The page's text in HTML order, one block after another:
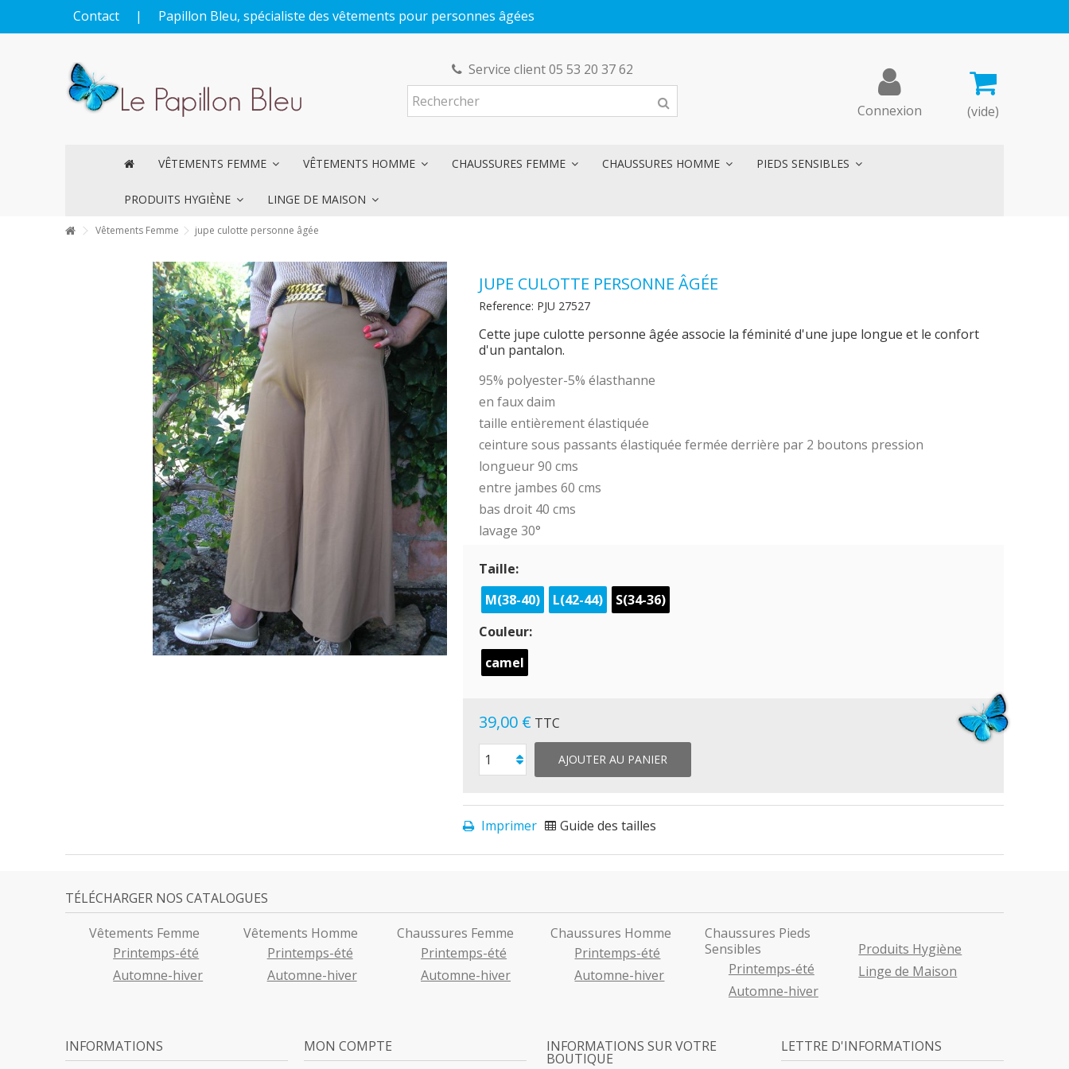
Contact | Papillon Bleu, spécialiste des vêtements pour personnes âgées
Service client 05 53 20 37 62
(vide)
Connexion
VÊTEMENTS FEMME VÊTEMENTS HOMME CHAUSSURES FEMME CHAUSSURES HOMME PIEDS SENSIBLES
PRODUITS HYGIÈNE LINGE DE MAISON
Vêtements Femme jupe culotte personne âgée
JUPE CULOTTE PERSONNE ÂGÉE
Reference: PJU 27527
Cette jupe culotte personne âgée associe la féminité d'une jupe longue et le confort
d'un pantalon.
95% polyester-5% élasthanne
en faux daim
taille entièrement élastiquée
ceinture sous passants élastiquée fermée derrière par 2 boutons pression
longueur 90 cms
entre jambes 60 cms
bas droit 40 cms
lavage 30°
Taille:
M(38-40)
L(42-44)
S(34-36)
Couleur:
camel
39,00 € TTC
AJOUTER AU PANIER
Imprimer Guide des tailles
TÉLÉCHARGER NOS CATALOGUES
Vêtements Femme
Printemps-été
Automne-hiver
Vêtements Homme
Printemps-été
Automne-hiver
Chaussures Femme
Printemps-été
Automne-hiver
Chaussures Homme
Printemps-été
Automne-hiver
Chaussures Pieds
Sensibles
Printemps-été
Automne-hiver
Produits Hygiène
Linge de Maison
INFORMATIONS MON COMPTE INFORMATIONS SUR VOTRE
BOUTIQUE
LETTRE D'INFORMATIONS